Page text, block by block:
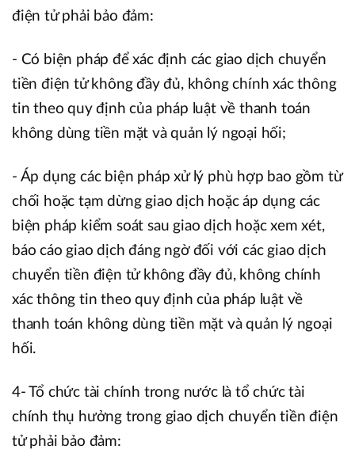
điện tử phải bảo đảm:
- Có biện pháp để xác định các giao dịch chuyển
tiền điện tử không đầy đủ, không chính xác thông
tin theo quy định của pháp luật về thanh toán
không dùng tiền mặt và quản lý ngoại hối;
- Áp dụng các biện pháp xử lý phù hợp bao gồm từ
chối hoặc tạm dừng giao dịch hoặc áp dụng các
biện pháp kiểm soát sau giao dịch hoặc xem xét,
báo cáo giao dịch đáng ngờ đối với các giao dịch
chuyển tiền điện tử không đầy đủ, không chính
xác thông tin theo quy định của pháp luật về
thanh toán không dùng tiền mặt và quản lý ngoại
hối.
4- Tổ chức tài chính trong nước là tổ chức tài
chính thụ hưởng trong giao dịch chuyển tiền điện
tử phải bảo đảm: